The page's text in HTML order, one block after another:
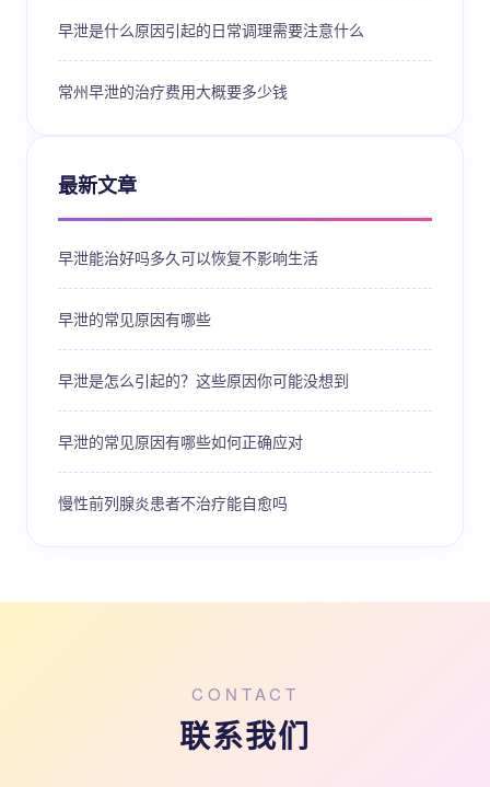
早泄是什么原因引起的日常调理需要注意什么
常州早泄的治疗费用大概要多少钱
最新文章
早泄能治好吗多久可以恢复不影响生活
早泄的常见原因有哪些
早泄是怎么引起的？这些原因你可能没想到
早泄的常见原因有哪些如何正确应对
慢性前列腺炎患者不治疗能自愈吗
CONTACT
联系我们